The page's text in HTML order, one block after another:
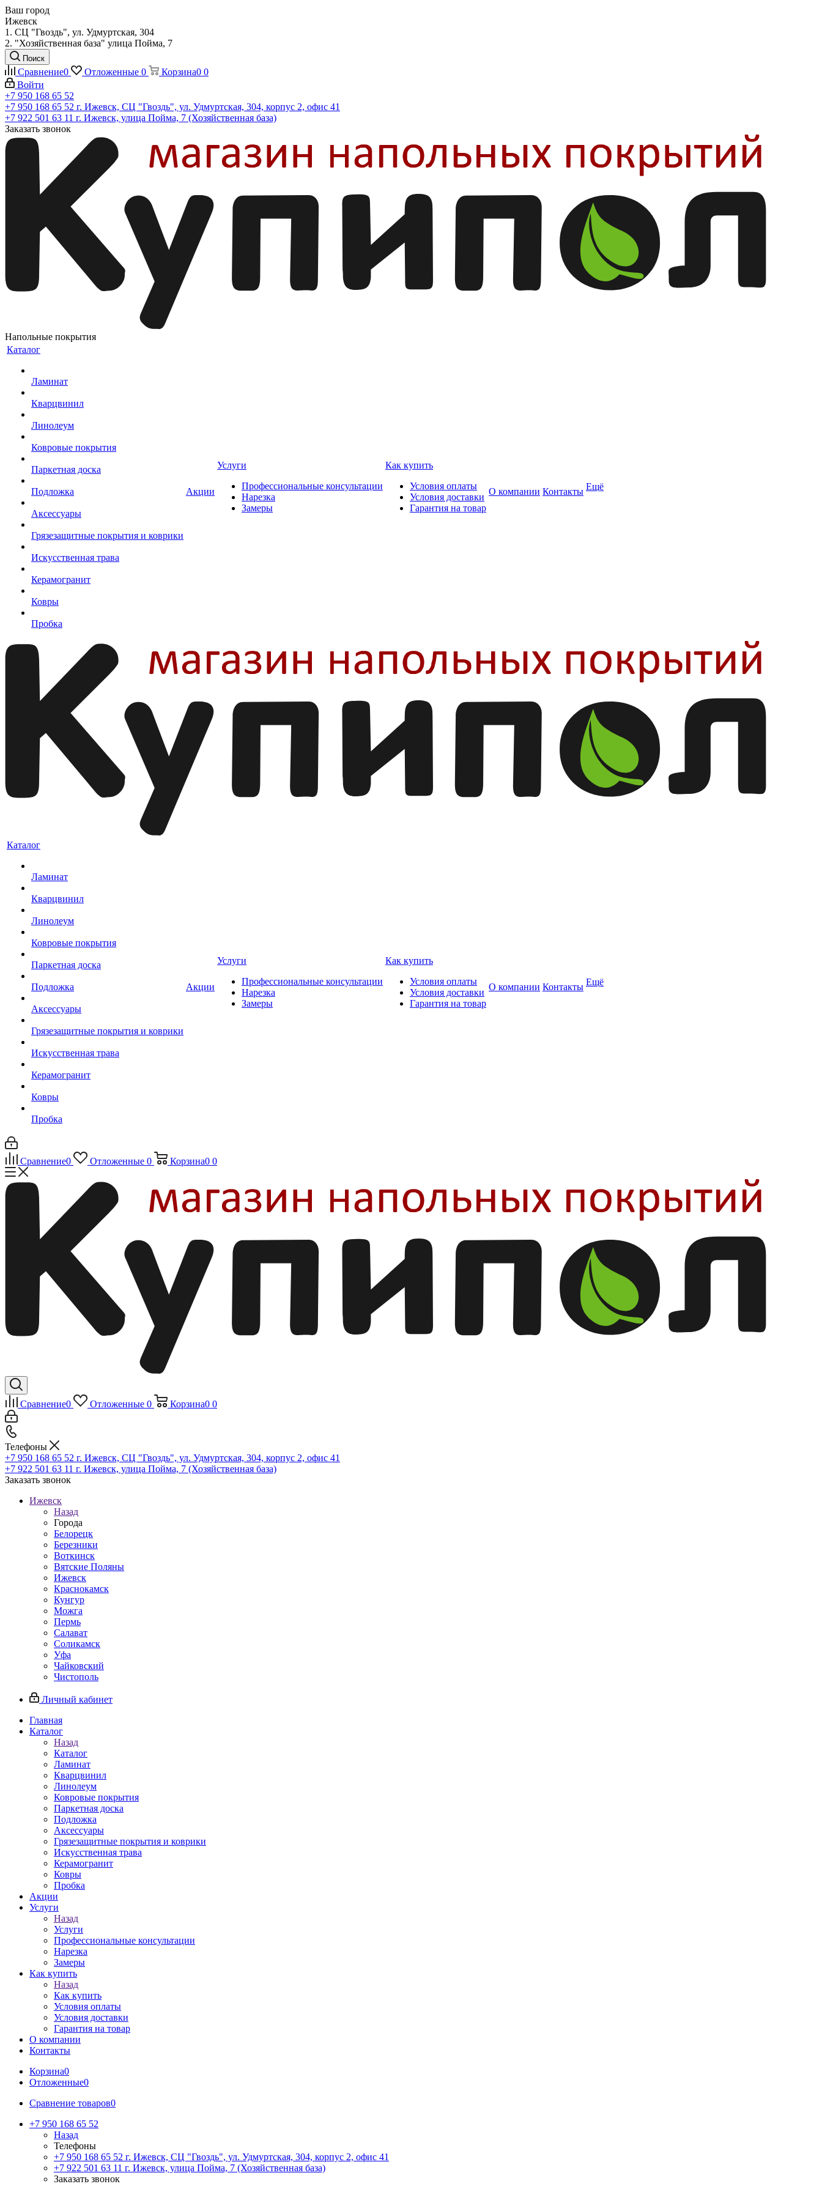
Ваш город
Ижевск
1. СЦ "Гвоздь", ул. Удмуртская, 304
2. "Хозяйственная база" улица Пойма, 7
Поиск
Сравнение0 Отложенные 0 Корзина0 0
Войти
+7 950 168 65 52
+7 950 168 65 52 г. Ижевск, СЦ "Гвоздь", ул. Удмуртская, 304, корпус 2, офис 41
+7 922 501 63 11 г. Ижевск, улица Пойма, 7 (Хозяйственная база)
Заказать звонок
Напольные покрытия
Каталог
Ламинат
Кварцвинил
Линолеум
Ковровые покрытия
Паркетная доска
Подложка
Аксессуары
Грязезащитные покрытия и коврики
Искусственная трава
Керамогранит
Ковры
Пробка
Акции
Услуги
Профессиональные консультации
Нарезка
Замеры
Как купить
Условия оплаты
Условия доставки
Гарантия на товар
О компании Контакты Ещё
Каталог
Ламинат
Кварцвинил
Линолеум
Ковровые покрытия
Паркетная доска
Подложка
Аксессуары
Грязезащитные покрытия и коврики
Искусственная трава
Керамогранит
Ковры
Пробка
Акции
Услуги
Профессиональные консультации
Нарезка
Замеры
Как купить
Условия оплаты
Условия доставки
Гарантия на товар
О компании Контакты Ещё
Сравнение0 Отложенные 0 Корзина0 0
Сравнение0 Отложенные 0 Корзина0 0
Телефоны
+7 950 168 65 52 г. Ижевск, СЦ "Гвоздь", ул. Удмуртская, 304, корпус 2, офис 41
+7 922 501 63 11 г. Ижевск, улица Пойма, 7 (Хозяйственная база)
Заказать звонок
Ижевск
Назад
Города
Белорецк
Березники
Воткинск
Вятские Поляны
Ижевск
Краснокамск
Кунгур
Можга
Пермь
Салават
Соликамск
Уфа
Чайковский
Чистополь
Личный кабинет
Главная
Каталог
Назад
Каталог
Ламинат
Кварцвинил
Линолеум
Ковровые покрытия
Паркетная доска
Подложка
Аксессуары
Грязезащитные покрытия и коврики
Искусственная трава
Керамогранит
Ковры
Пробка
Акции
Услуги
Назад
Услуги
Профессиональные консультации
Нарезка
Замеры
Как купить
Назад
Как купить
Условия оплаты
Условия доставки
Гарантия на товар
О компании
Контакты
Корзина0
Отложенные0
Сравнение товаров0
+7 950 168 65 52
Назад
Телефоны
+7 950 168 65 52 г. Ижевск, СЦ "Гвоздь", ул. Удмуртская, 304, корпус 2, офис 41
+7 922 501 63 11 г. Ижевск, улица Пойма, 7 (Хозяйственная база)
Заказать звонок